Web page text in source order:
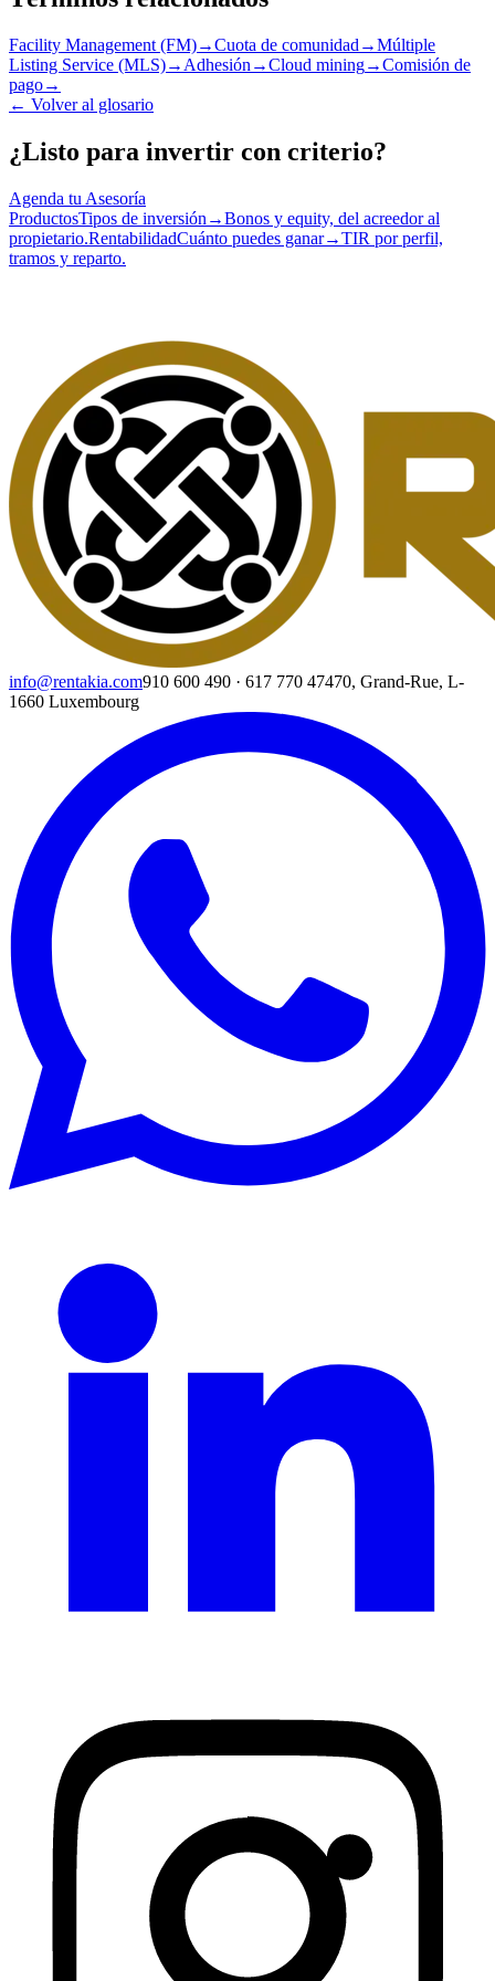
Facility Management (FM)→Cuota de comunidad →Múltiple
Listing Service (MLS)→ Adhesión →Cloud mining→Comisión de
pago→
← Volver al glosario
¿Listo para invertir con criterio?
Agenda tu Asesoría
ProductosTipos de inversión →Bonos y equity, del acreedor al
propietario.RentabilidadCuánto puedes ganar→TIR por perfil,
tramos y reparto.
info@rentakia.com910 600 490 · 617 770 47470, Grand-Rue, L-
1660 Luxembourg